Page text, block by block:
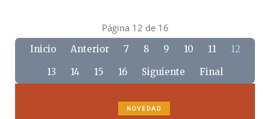
Página 12 de 16
Inicio Anterior 7 8 9 10 11
12
13
14 15 16 Siguiente Final
NOVEDAD